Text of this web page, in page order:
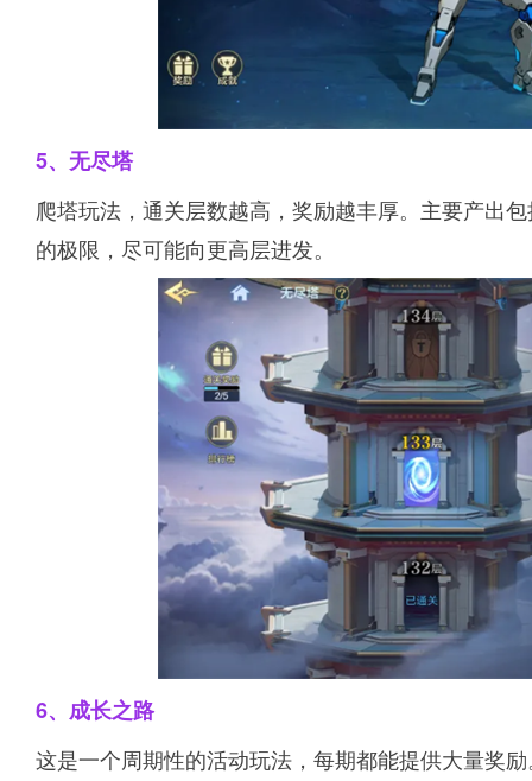
5、无尽塔
爬塔玩法，通关层数越高，奖励越丰厚。主要产出
的极限，尽可能向更高层进发。
6、成长之路
这是一个周期性的活动玩法，每期都能提供大量奖